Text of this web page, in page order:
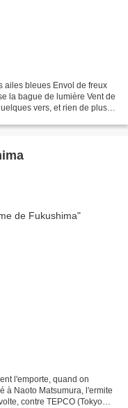
ailes bleues Envol de freux
la bague de lumière Vent de
vers, et rien de plus.
l'emporte, quand on
à Naoto Matsumura, l'ermite
contre TEPCO (Tokyo